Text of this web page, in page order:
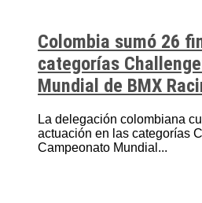
Colombia sumó 26
categorías
Mundial de BMX
La delegación colombiana
actuación en las categorías
Campeonato Mundial...